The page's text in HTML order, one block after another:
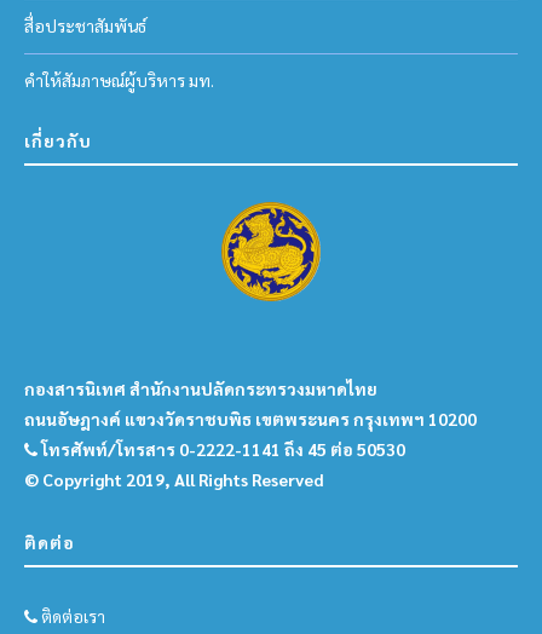
สื่อประชาสัมพันธ์
คำให้สัมภาษณ์ผู้บริหาร มท.
เกี่ยวกับ
กองสารนิเทศ สำนักงานปลัดกระทรวงมหาดไทย
ถนนอัษฎางค์ แขวงวัดราชบพิธ เขตพระนคร กรุงเทพฯ 10200
โทรศัพท์/โทรสาร 0-2222-1141 ถึง 45 ต่อ 50530
© Copyright 2019, All Rights Reserved
ติดต่อ
ติดต่อเรา